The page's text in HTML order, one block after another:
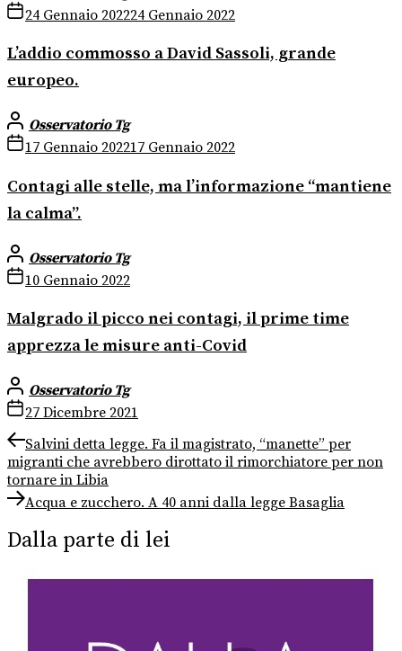
24 Gennaio 202224 Gennaio 2022
L’addio commosso a David Sassoli, grande
europeo.
Osservatorio Tg
17 Gennaio 202217 Gennaio 2022
Contagi alle stelle, ma l’informazione “mantiene
la calma”.
Osservatorio Tg
10 Gennaio 2022
Malgrado il picco nei contagi, il prime time
apprezza le misure anti-Covid
Osservatorio Tg
27 Dicembre 2021
Navigazione
articoli
Previous
post:
Salvini detta legge. Fa il magistrato, “manette” per
migranti che avrebbero dirottato il rimorchiatore per non
tornare in Libia
Next
post:
Acqua e zucchero. A 40 anni dalla legge Basaglia
Dalla parte di lei